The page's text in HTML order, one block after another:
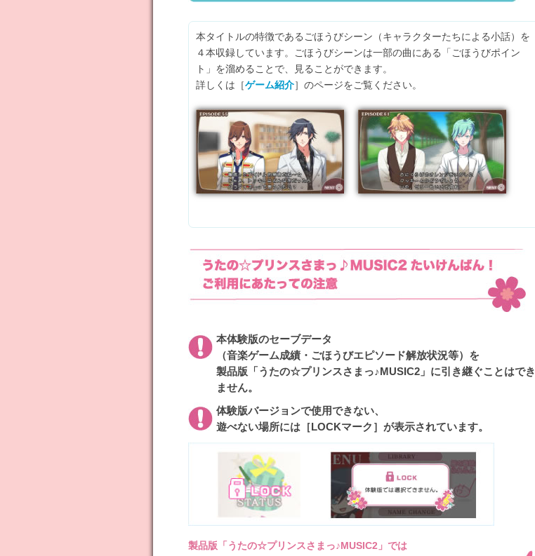
本タイトルの特徴であるごほうびシーン（キャラクターたちによる小話）を
４本収録しています。ごほうびシーンは一部の曲にある「ごほうびポイン
ト」を溜めることで、見ることができます。
詳しくは［ゲーム紹介］のページをご覧ください。
本体験版のセーブデータ
（音楽ゲーム成績・ごほうびエピソード解放状況等）を
製品版「うたの☆プリンスさまっ♪MUSIC2」に引き継ぐことはでき
ません。
体験版バージョンで使用できない、
遊べない場所には［LOCKマーク］が表示されています。
製品版「うたの☆プリンスさまっ♪MUSIC2」では